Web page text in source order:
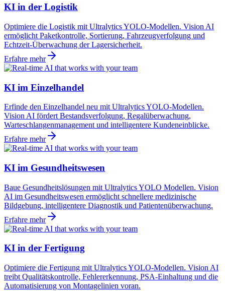
KI in der Logistik
Optimiere die Logistik mit Ultralytics YOLO-Modellen. Vision AI
ermöglicht Paketkontrolle, Sortierung, Fahrzeugverfolgung und
Echtzeit-Überwachung der Lagersicherheit.
Erfahre mehr
KI im Einzelhandel
Erfinde den Einzelhandel neu mit Ultralytics YOLO-Modellen.
Vision AI fördert Bestandsverfolgung, Regalüberwachung,
Warteschlangenmanagement und intelligentere Kundeneinblicke.
Erfahre mehr
KI im Gesundheitswesen
Baue Gesundheitslösungen mit Ultralytics YOLO Modellen. Vision
AI im Gesundheitswesen ermöglicht schnellere medizinische
Bildgebung, intelligentere Diagnostik und Patientenüberwachung.
Erfahre mehr
KI in der Fertigung
Optimiere die Fertigung mit Ultralytics YOLO-Modellen. Vision AI
treibt Qualitätskontrolle, Fehlererkennung, PSA-Einhaltung und die
Automatisierung von Montagelinien voran.